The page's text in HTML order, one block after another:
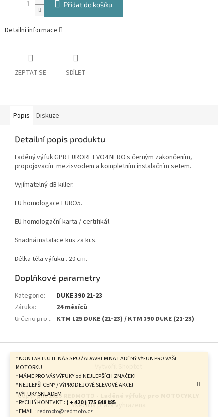
* KONTAKTUJTE NÁS S POŽADAVKEM NA LADĚNÝ VÝFUK PRO VAŠI
MOTORKU
* MÁME PRO VÁS VÝFUKY od NEJLEPŠÍCH ZNAČEK!
* NEJLEPŠÍ CENY / VÝPRODEJOVÉ SLEVOVÉ AKCE!
* VÝFUKY SKLADEM
* RYCHLÝ KONTAKT : ( + 420 ) 775 648 885
* EMAIL : redmoto@redmoto.cz
Přidat do košíku
Detailní informace
ZEPTAT SE SDÍLET
Popis Diskuze
Detailní popis produktu
Laděný výfuk GPR FURORE EVO4 NERO s černým zakončením,
propojovacím mezisvodem a kompletním instalačním setem.
Vyjímatelný dB killer.
EU homologace EURO5.
EU homologační karta / certifikát.
Snadná instalace kus za kus.
Délka těla výfuku : 20 cm.
Doplňkové parametry
Kategorie:
DUKE 390 21-23
Záruka:
24 měsíců
Určeno pro :: KTM 125 DUKE (21-23) / KTM 390 DUKE (21-23)
Copyright 2026
Všechna práva vyhrazena.